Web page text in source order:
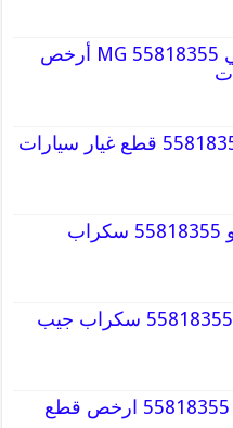
قطع غيار أم جي MG 55818355 أرخص
قطع غيار كيا 55818355 قطع غيار سيارات
قطع غيار باجيرو 55818355 سكراب
قطع غيار جيب 55818355 سكراب جيب
قطع غيار دودج 55818355 ارخص قطع